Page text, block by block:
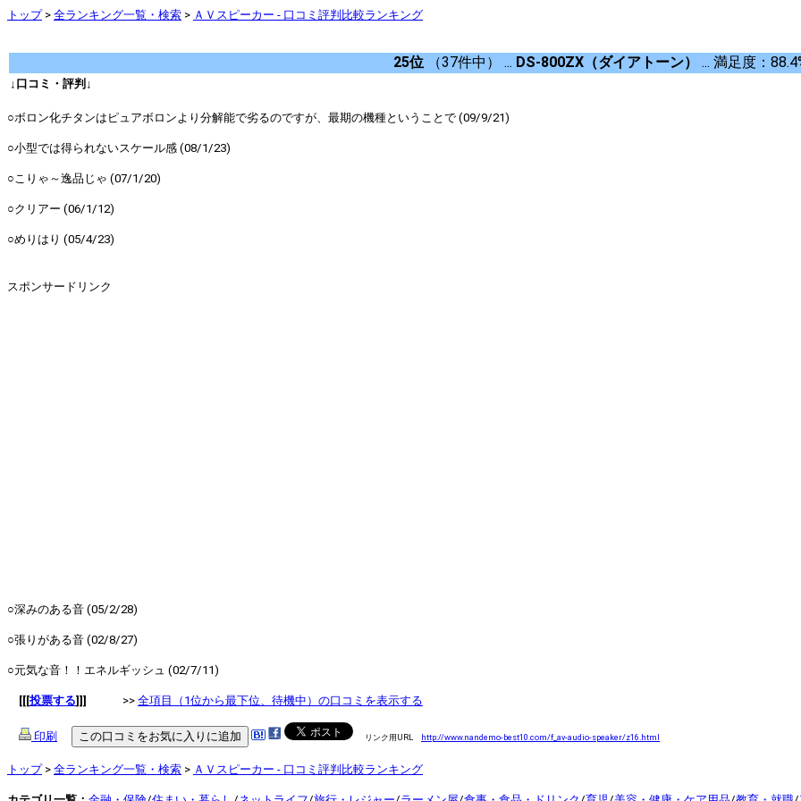
トップ> 全ランキング一覧・検索 > ＡＶスピーカー - 口コミ評判比較ランキング
25位 （37件中） ... DS-800ZX（ダイアトーン） ... 満足度：
↓口コミ・評判↓
○ボロン化チタンはピュアボロンより分解能で劣るのですが、最期の機種ということで (09/9/21)
○小型では得られないスケール感 (08/1/23)
○こりゃ～逸品じゃ (07/1/20)
○クリアー (06/1/12)
○めりはり (05/4/23)
スポンサードリンク
○深みのある音 (05/2/28)
○張りがある音 (02/8/27)
○元気な音！！エネルギッシュ (02/7/11)
[[[投票する]]] >> 全項目（1位から最下位、待機中）の口コミを表示する
印刷 リンク用URL http://www.nandemo-best10.com/f_av-audio-speaker/z16.html
トップ> 全ランキング一覧・検索 > ＡＶスピーカー - 口コミ評判比較ランキング